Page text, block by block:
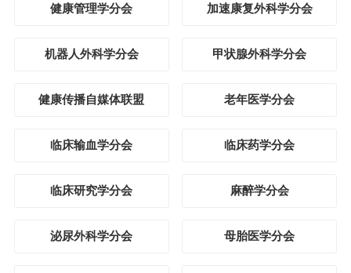
健康管理学分会 加速康复外科学分会
机器人外科学分会 甲状腺外科学分会
健康传播自媒体联盟 老年医学分会
临床输血学分会 临床药学分会
临床研究学分会 麻醉学分会
泌尿外科学分会 母胎医学分会